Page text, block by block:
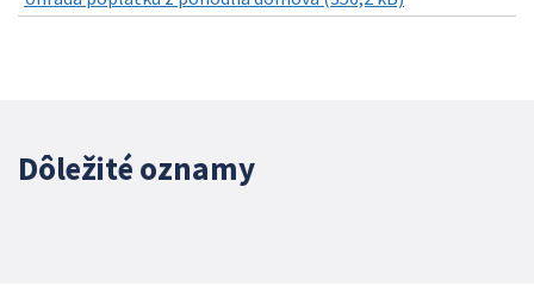
Dôležité oznamy